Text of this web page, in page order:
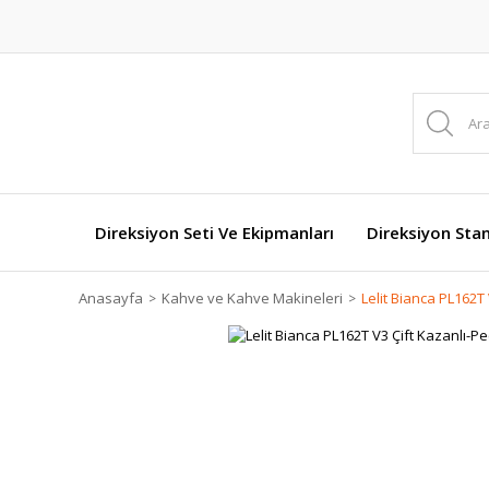
Direksiyon Seti Ve Ekipmanları Direksiyon
Anasayfa Kahve ve Kahve Makineleri Lelit Bianca